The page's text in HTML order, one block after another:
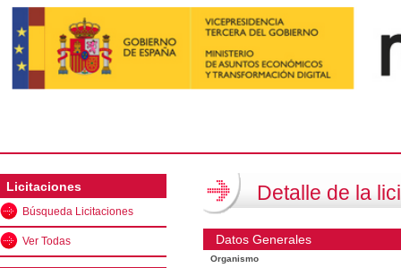
Licitaciones
Búsqueda Licitaciones
Ver Todas
Detalle de la
Datos Generales
Organismo